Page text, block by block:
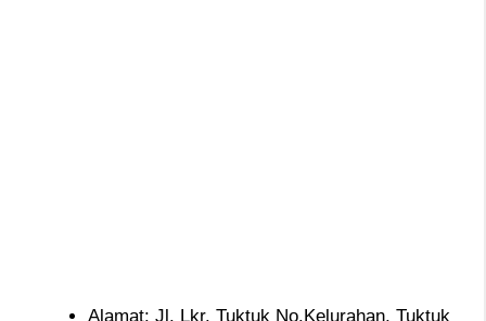
Alamat: Jl. Lkr. Tuktuk No.Kelurahan, Tuktuk